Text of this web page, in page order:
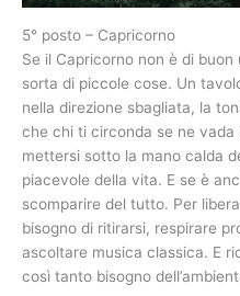
5° posto – Capricorno
Se il Capricorno non è di
sorta di piccole cose. Un
nella direzione sbagliata, la
che chi ti circonda se ne vada
mettersi sotto la mano calda
piacevole della vita. E se è
scomparire del tutto. Per
bisogno di ritirarsi, respirare
ascoltare musica classica. E
così tanto bisogno